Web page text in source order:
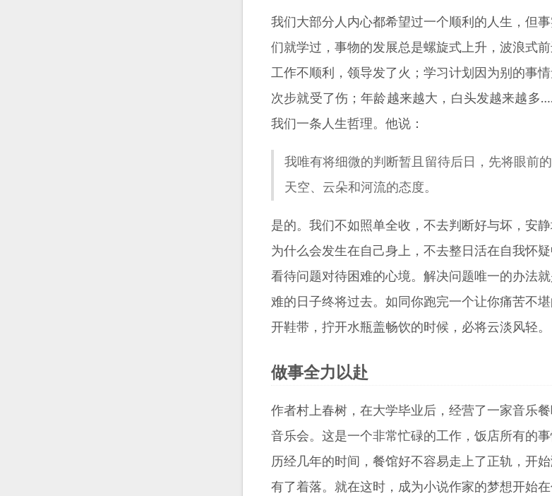
我们大部分人内心都希望过一个顺利的人生，但
们就学过，事物的发展总是螺旋式上升，波浪式
工作不顺利，领导发了火；学习计划因为别的事
次步就受了伤；年龄越来越大，白头发越来越多
我们一条人生哲理。他说：
我唯有将细微的判断暂且留待后日，先将眼前
天空、云朵和河流的态度。
是的。我们不如照单全收，不去判断好与坏，安
为什么会发生在自己身上，不去整日活在自我怀
看待问题对待困难的心境。解决问题唯一的办法
难的日子终将过去。如同你跑完一个让你痛苦不
开鞋带，拧开水瓶盖畅饮的时候，必将云淡风轻。
做事全力以赴
作者村上春树，在大学毕业后，经营了一家音乐
音乐会。这是一个非常忙碌的工作，饭店所有的
历经几年的时间，餐馆好不容易走上了正轨，开
有了着落。就在这时，成为小说作家的梦想开始